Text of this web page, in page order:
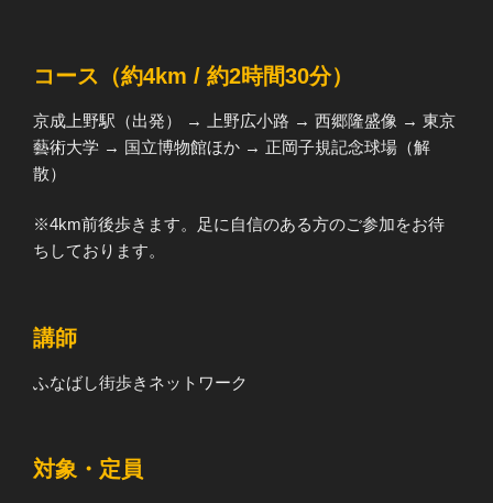
コース（約4km / 約2時間30分）
京成上野駅（出発） → 上野広小路 → 西郷隆盛像 → 東京
藝術大学 → 国立博物館ほか → 正岡子規記念球場（解
散）
※4km前後歩きます。足に自信のある方のご参加をお待
ちしております。
講師
ふなばし街歩きネットワーク
対象・定員